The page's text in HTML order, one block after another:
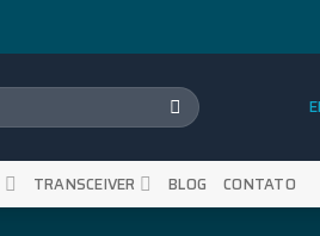
TRANSCEIVER BLOG CONTATO